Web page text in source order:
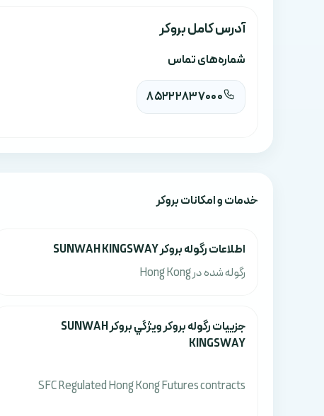
آدرس کامل بروکر
شماره‌های تماس
85222837000
خدمات و امکانات بروکر
اطلاعات رگوله بروکر SUNWAH KINGSWAY
رگوله شده در Hong Kong
جزييات رگوله بروکر ويژگي بروکر SUNWAH
KINGSWAY
SFC Regulated Hong Kong Futures contracts